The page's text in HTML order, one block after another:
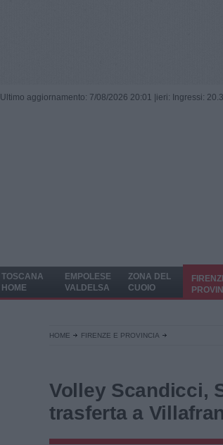
Ultimo aggiornamento: 7/08/2026 20:01 | ieri: Ingressi:
TOSCANA
HOME
EMPOLESE
VALDELSA
ZONA DEL
CUOIO
HOME FIRENZE E PROVINCIA
Volley Scandicci,
trasferta a